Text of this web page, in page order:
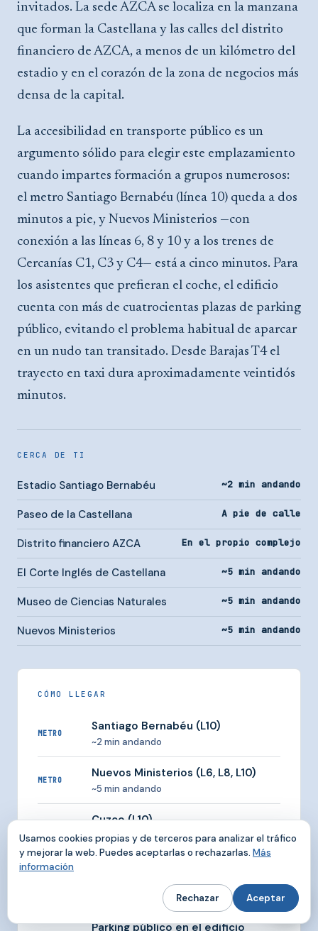
invitados. La sede AZCA se localiza en la manzana
que forman la Castellana y las calles del distrito
financiero de AZCA, a menos de un kilómetro del
estadio y en el corazón de la zona de negocios más
densa de la capital.
La accesibilidad en transporte público es un
argumento sólido para elegir este emplazamiento
cuando impartes formación a grupos numerosos:
el metro Santiago Bernabéu (línea 10) queda a dos
minutos a pie, y Nuevos Ministerios —con
conexión a las líneas 6, 8 y 10 y a los trenes de
Cercanías C1, C3 y C4— está a cinco minutos. Para
los asistentes que prefieran el coche, el edificio
cuenta con más de cuatrocientas plazas de parking
público, evitando el problema habitual de aparcar
en un nudo tan transitado. Desde Barajas T4 el
trayecto en taxi dura aproximadamente veintidós
minutos.
CERCA DE TI
Estadio Santiago Bernabéu ~2 min andando
Paseo de la Castellana A pie de calle
Distrito financiero AZCA En el propio complejo
El Corte Inglés de Castellana ~5 min andando
Museo de Ciencias Naturales ~5 min andando
Nuevos Ministerios ~5 min andando
CÓMO LLEGAR
METRO
Santiago Bernabéu (L10)
~2 min andando
METRO
Nuevos Ministerios (L6, L8, L10)
~5 min andando
Cuzco (L10)
Muy cerca
Conexión directa con toda la red
Parking público en el edificio
Usamos cookies propias y de terceros para analizar el tráfico
y mejorar la web. Puedes aceptarlas o rechazarlas. Más
información
Rechazar Aceptar